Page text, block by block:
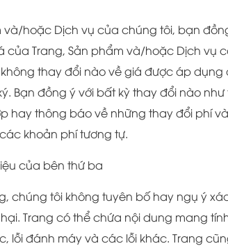
và/hoặc Dịch vụ của chúng tôi, bạn
của Trang, Sản phẩm và/hoặc Dịch
thay đổi nào về giá được áp
Bạn đồng ý với bất kỳ thay đổi nào
hay thông báo về những thay đổi phí
khoản phí tương tự.
của bên thứ ba
chúng tôi không tuyên bố hay ngụ ý
Trang có thể chứa nội dung mang
lỗi đánh máy và các lỗi khác. Trang